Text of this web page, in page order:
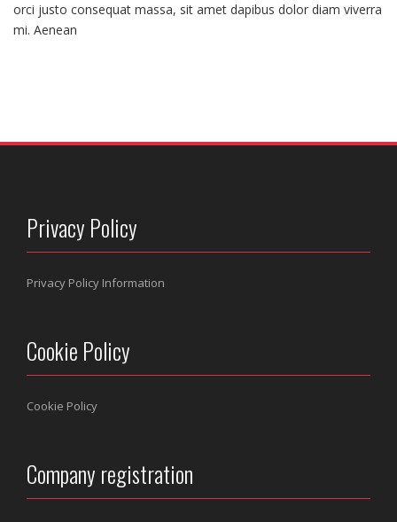
orci justo consequat massa, sit amet dapibus dolor diam viverra
mi. Aenean
Privacy Policy
Privacy Policy Information
Cookie Policy
Cookie Policy
Company registration